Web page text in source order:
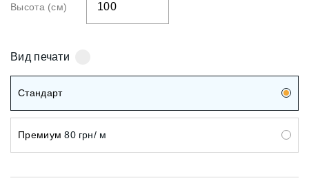
Высота (см)
Вид печати
Стандарт
Премиум 80 грн/ м